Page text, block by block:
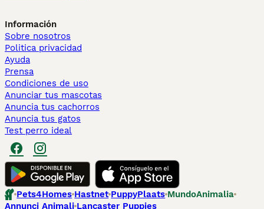
Información
Sobre nosotros
Politica privacidad
Ayuda
Prensa
Condiciones de uso
Anunciar tus mascotas
Anuncia tus cachorros
Anuncia tus gatos
Test perro ideal
Pets4Homes Hastnet PuppyPlaats MundoAnimalia
Annunci Animali Lancaster Puppies